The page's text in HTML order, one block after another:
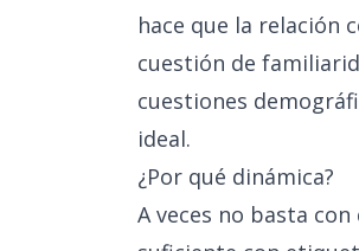
hace que la relación
cuestión de
cuestiones
ideal.
¿Por qué dinámica?
A veces no basta